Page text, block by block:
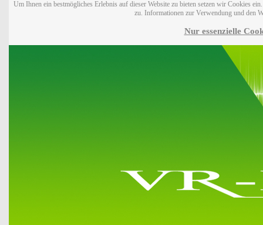
Um Ihnen ein bestmögliches Erlebnis auf dieser Website zu bieten setzen wir Cookies
zu. Informationen zur Verwendung und den
Nur essenzielle